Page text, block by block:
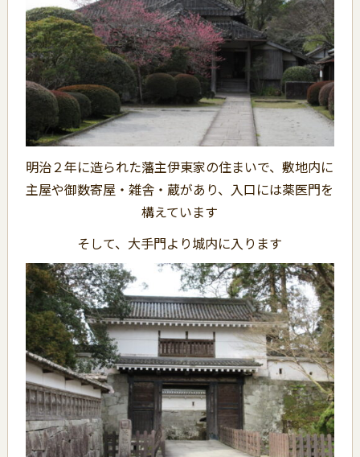
明治２年に造られた藩主伊東家の住まいで、敷地内に
主屋や御数寄屋・雑舎・蔵があり、入口には薬医門を
構えています
そして、大手門より城内に入ります